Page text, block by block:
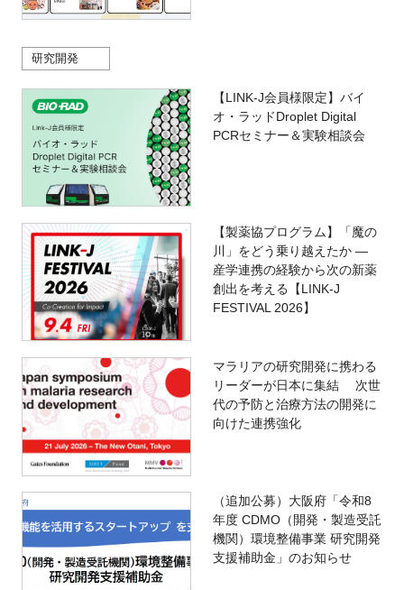
研究開発
【LINK-J会員様限定】バイ
オ・ラッドDroplet Digital
PCRセミナー＆実験相談会
【製薬協プログラム】「魔の
川」をどう乗り越えたか ―
産学連携の経験から次の新薬
創出を考える【LINK-J
FESTIVAL 2026】
マラリアの研究開発に携わる
リーダーが日本に集結 次世
代の予防と治療方法の開発に
向けた連携強化
（追加公募）大阪府「令和8
年度 CDMO（開発・製造受託
機関）環境整備事業 研究開発
支援補助金」のお知らせ